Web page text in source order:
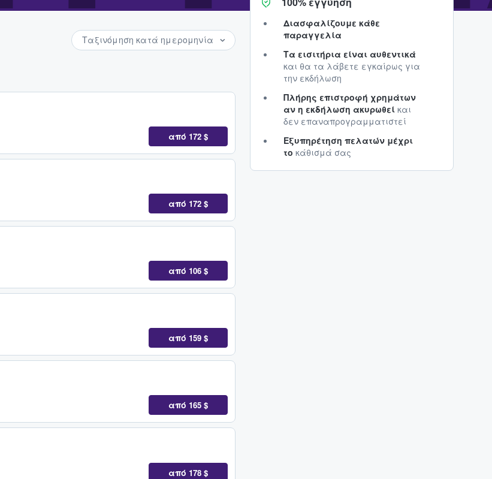
Ταξινόμηση κατά ημερομηνία
από 172 $
από 172 $
από 106 $
από 159 $
από 165 $
από 178 $
Διασφαλίζουμε κάθε
παραγγελία
Τα εισιτήρια είναι αυθεντικά
και θα τα λάβετε εγκαίρως για
την εκδήλωση
Πλήρης επιστροφή χρημάτων
αν η εκδήλωση ακυρωθεί και
δεν επαναπρογραμματιστεί
Εξυπηρέτηση πελατών μέχρι
το κάθισμά σας